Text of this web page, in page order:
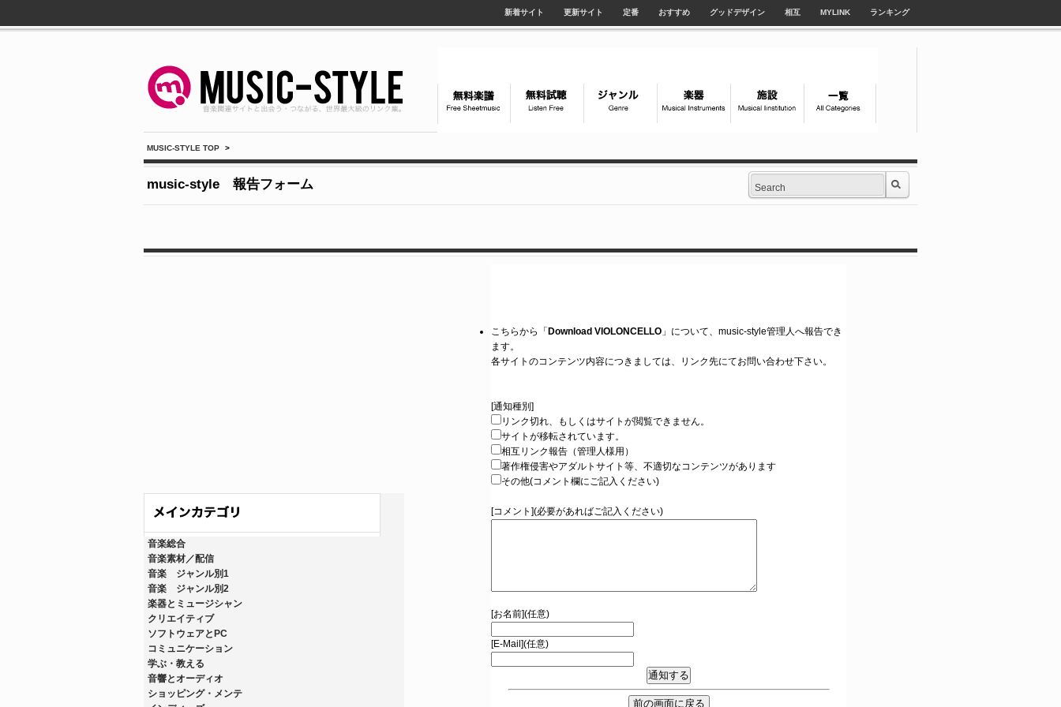
新着サイト 更新サイト 定番 おすすめ グッドデザイン 相互 MYLINK ランキング
MUSIC-STYLE TOP >
music-style 報告フォーム
音楽総合
音楽素材／配信
音楽 ジャンル別1
音楽 ジャンル別2
楽器とミュージシャン
クリエイティブ
ソフトウェアとPC
コミュニケーション
学ぶ・教える
音響とオーディオ
ショッピング・メンテ
こちらから「 Download VIOLONCELLO 」について、music-style管理人へ報告でき
ます。
各サイトのコンテンツ内容につきましては、リンク先にてお問い合わせ下さい。
[通知種別]
リンク切れ、もしくはサイトが閲覧できません。
サイトが移転されています。
相互リンク報告（管理人様用）
著作権侵害やアダルトサイト等、不適切なコンテンツがあります
その他(コメント欄にご記入ください)
[コメント](必要があればご記入ください)
[お名前](任意)
[E-Mail](任意)